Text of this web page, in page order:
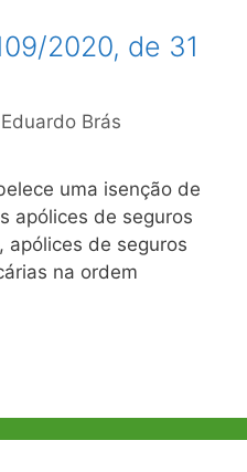
2020, de 31
Eduardo Brás
uma isenção de
apólices de seguros
apólices de seguros
na ordem